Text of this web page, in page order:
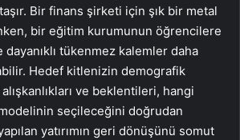
Bir finans şirketi için şık bir metal
bir eğitim kurumunun öğrencilere
dayanıklı tükenmez kalemler daha
Hedef kitlenizin demografik
ve beklentileri, hangi
seçileceğini doğrudan
yatırımın geri dönüşünü somut